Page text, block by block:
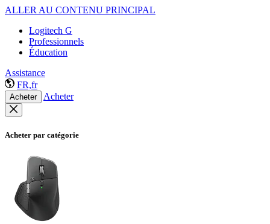
ALLER AU CONTENU PRINCIPAL
Logitech G
Professionnels
Éducation
Assistance
FR,fr
Acheter Acheter
Acheter par catégorie